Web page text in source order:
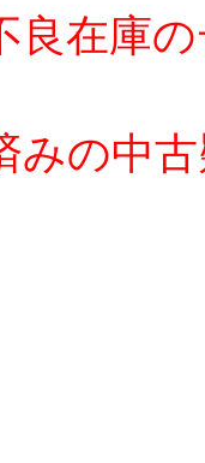
良在庫
みの中